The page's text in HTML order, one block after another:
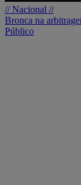
// Nacional //
Bronca na
Público